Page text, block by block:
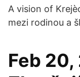
A vision of
mezi rodinou a
Feb 20,